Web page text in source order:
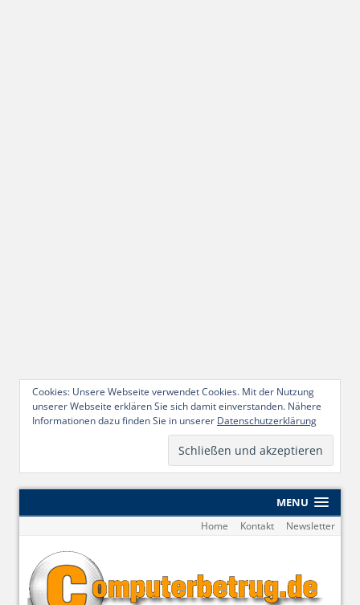
Cookies: Unsere Webseite verwendet Cookies. Mit der Nutzung
unserer Webseite erklären Sie sich damit einverstanden. Nähere
Informationen dazu finden Sie in unserer Datenschutzerklärung
MENU
Home Kontakt Newsletter